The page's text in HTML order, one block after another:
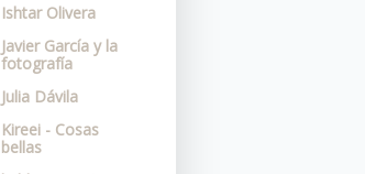
Ishtar Olivera
Javier García y la
fotografía
Julia Dávila
Kireei - Cosas
bellas